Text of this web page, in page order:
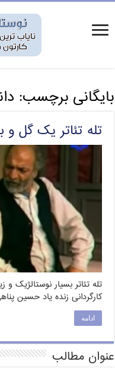
بایگانی برچسب:
تله تئاتر یک گل و بهار ۱۳۶۳
کارگردانی زنده یاد حسین
ادامه
عنوان مطالب